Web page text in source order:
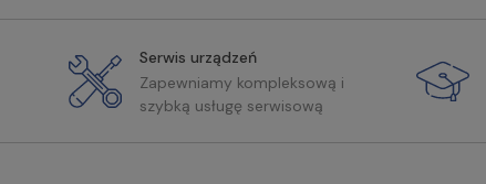
Serwis urządzeń
Zapewniamy kompleksową i
szybką usługę serwisową